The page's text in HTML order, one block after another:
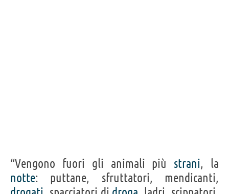
“Vengono fuori gli animali più strani, la
notte: puttane, sfruttatori, mendicanti,